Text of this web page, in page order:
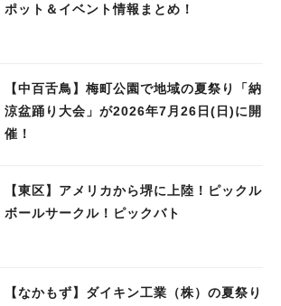
ポット＆イベント情報まとめ！
【中百舌鳥】梅町公園で地域の夏祭り「納
涼盆踊り大会」が2026年7月26日(日)に開
催！
【東区】アメリカから堺に上陸！ピックル
ボールサークル！ピックバト
【なかもず】ダイキン工業（株）の夏祭り